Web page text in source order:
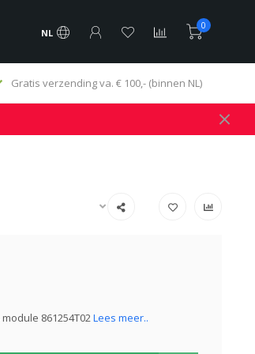
NL
0
Gratis verzending va. € 100,- (binnen NL)
861254T02Lees meer..